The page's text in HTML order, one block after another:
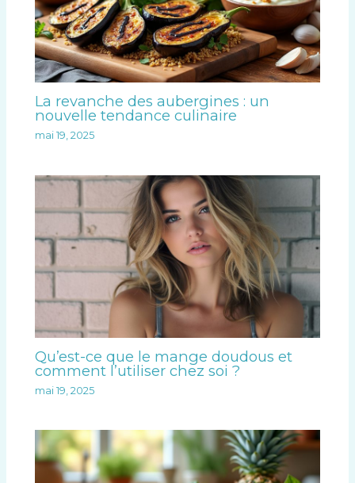
La revanche des aubergines : un
nouvelle tendance culinaire
mai 19, 2025
Qu’est-ce que le mange doudous et
comment l’utiliser chez soi ?
mai 19, 2025